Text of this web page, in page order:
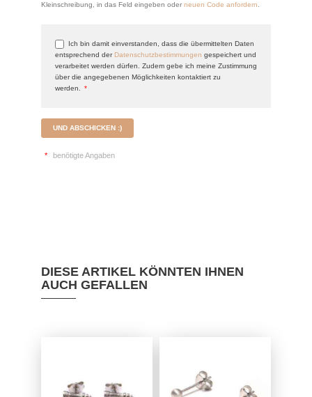
Kleinschreibung, in das Feld eingeben oder neuen Code anfordern
Ich bin damit einverstanden, dass die übermittelten Daten
entsprechend der Datenschutzbestimmungen gespeichert und
verarbeitet werden dürfen. Zudem gebe ich meine Zustimmung
über die angegebenen Möglichkeiten kontaktiert zu
werden.
*
UND ABSCHICKEN :)
* benötigte Angaben
DIESE ARTIKEL KÖNNTEN IHNEN
AUCH GEFALLEN